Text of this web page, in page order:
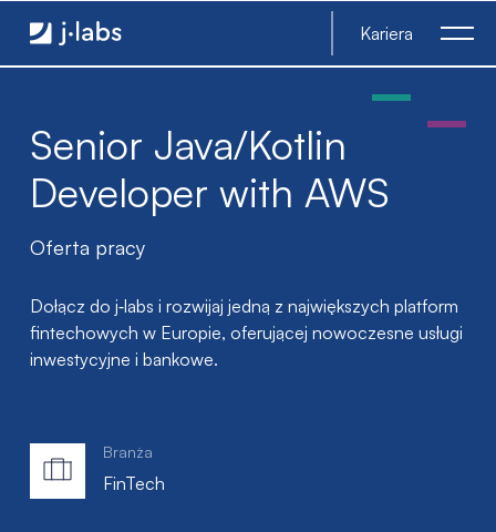
Senior Java/Kotlin Developer with AWS - j‑labs software
Kariera
Senior Java/Kotlin
Developer with AWS
Oferta pracy
Dołącz do j‑labs i rozwijaj jedną z największych platform
fintechowych w Europie, oferującej nowoczesne usługi
inwestycyjne i bankowe.
Branża
FinTech